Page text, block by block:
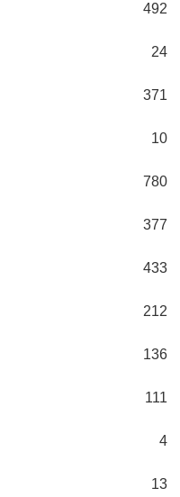
492
24
371
10
780
377
433
212
136
111
4
13